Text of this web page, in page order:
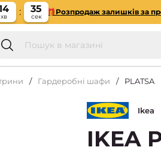
хв
34
сек
🎁Розпродаж залишків за
Гардеробні шафи PLATSA
Ikea
IKEA